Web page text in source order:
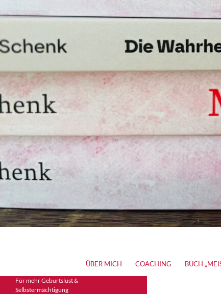
ÜBER MICH
COACHING BUCH
Für mehr Geburtslust &
Selbstermächtigung